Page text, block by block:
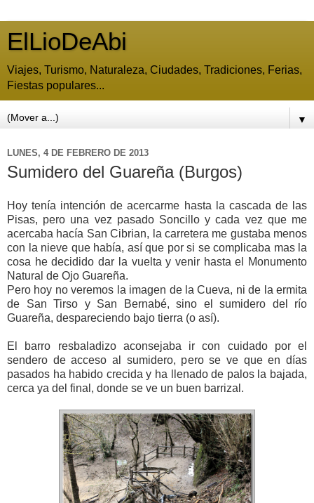
ElLioDeAbi
Viajes, Turismo, Naturaleza, Ciudades, Tradiciones, Ferias,
Fiestas populares...
▼
LUNES, 4 DE FEBRERO DE 2013
Sumidero del Guareña (Burgos)
Hoy tenía intención de acercarme hasta la cascada de las
Pisas, pero una vez pasado Soncillo y cada vez que me
acercaba hacía San Cibrian, la carretera me gustaba menos
con la nieve que había, así que por si se complicaba mas la
cosa he decidido dar la vuelta y venir hasta el Monumento
Natural de Ojo Guareña.
Pero hoy no veremos la imagen de la Cueva, ni de la ermita
de San Tirso y San Bernabé, sino el sumidero del río
Guareña, despareciendo bajo tierra (o así).
El barro resbaladizo aconsejaba ir con cuidado por el
sendero de acceso al sumidero, pero se ve que en días
pasados ha habido crecida y ha llenado de palos la bajada,
cerca ya del final, donde se ve un buen barrizal.